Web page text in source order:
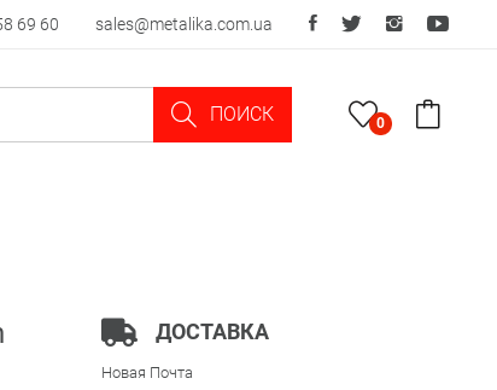
69 60 sales@metalika.com.ua
ПОИСК 0
ДОСТАВКА
Новая Почта